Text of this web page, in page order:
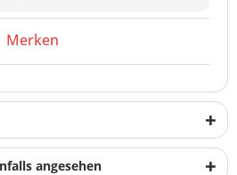
Merken
angesehen